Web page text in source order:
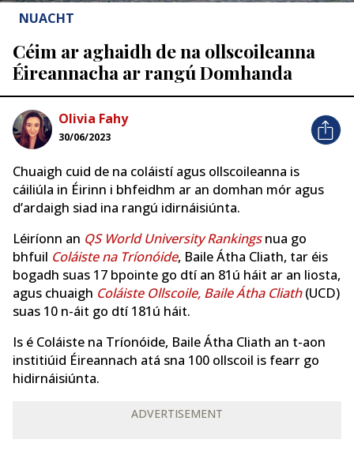
NUACHT
Céim ar aghaidh de na ollscoileanna
Éireannacha ar rangú Domhanda
Olivia Fahy
30/06/2023
Chuaigh cuid de na coláistí agus ollscoileanna is
cáiliúla in Éirinn i bhfeidhm ar an domhan mór agus
d’ardaigh siad ina rangú idirnáisiúnta.
Léiríonn an QS World University Rankingsnua go
bhfuil Coláiste na Tríonóide, Baile Átha Cliath, tar éis
bogadh suas 17 bpointe go dtí an 81ú háit ar an liosta,
agus chuaigh Coláiste Ollscoile, Baile Átha Cliath(UCD)
suas 10 n-áit go dtí 181ú háit.
Is é Coláiste na Tríonóide, Baile Átha Cliath an t-aon
institiúid Éireannach atá sna 100 ollscoil is fearr go
hidirnáisiúnta.
ADVERTISEMENT